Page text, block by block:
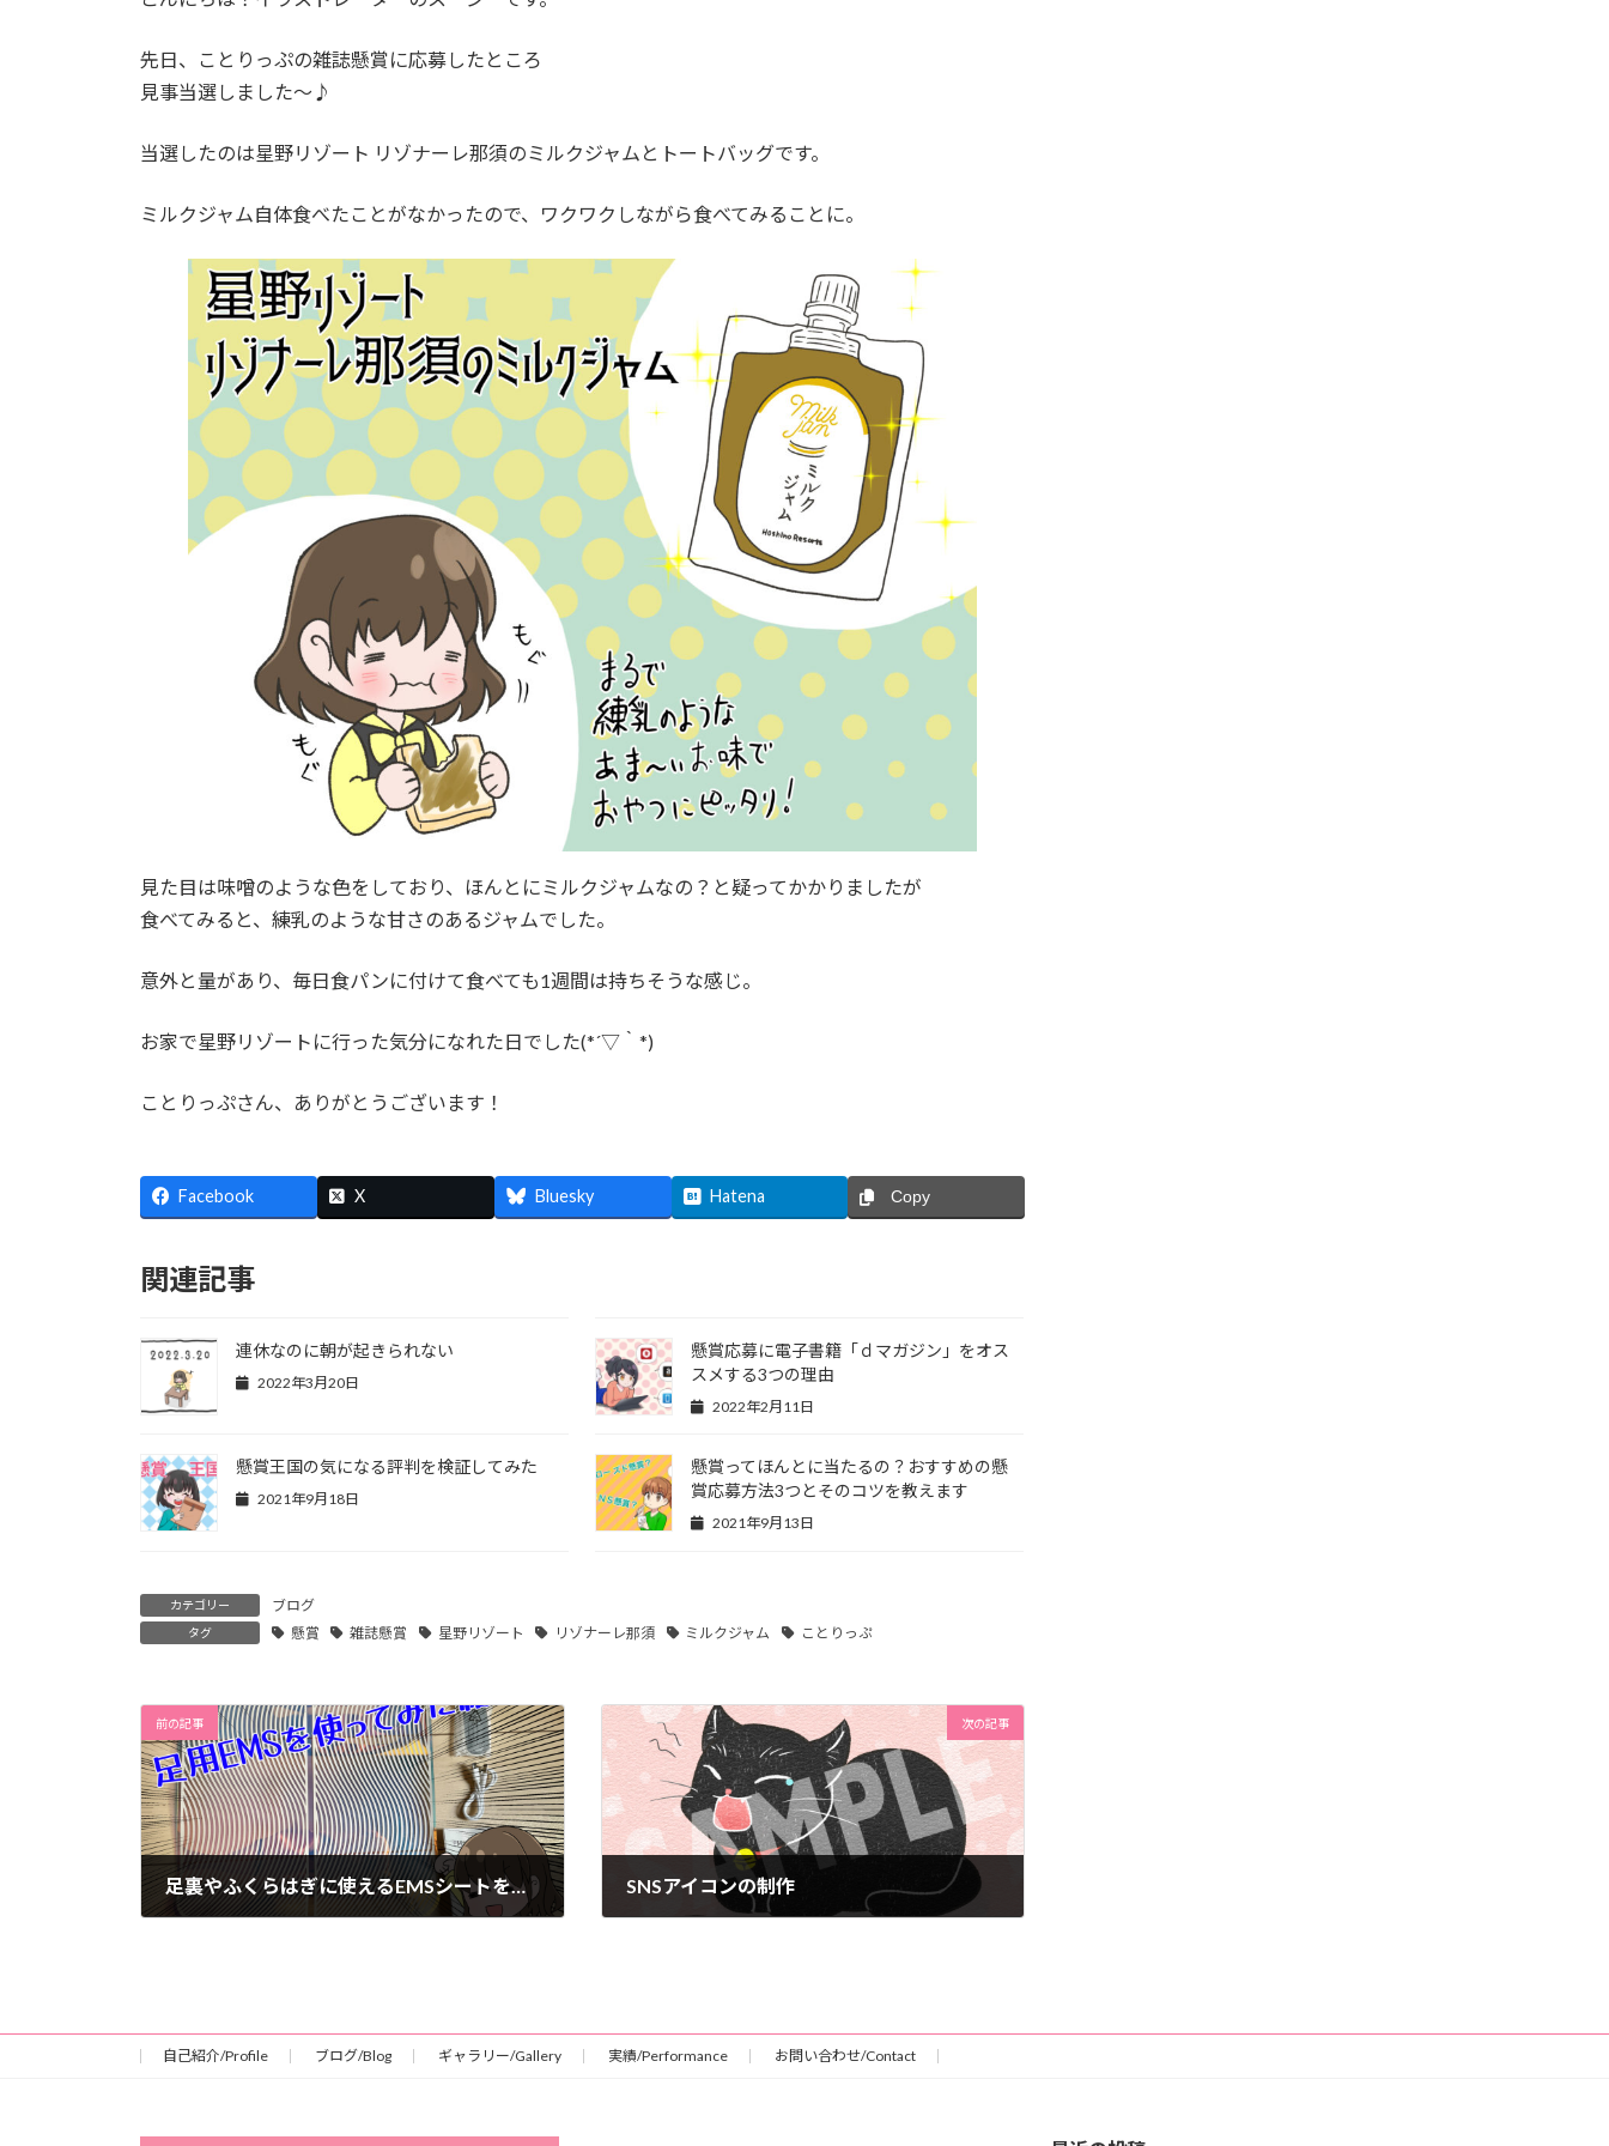
先日、ことりっぷの雑誌懸賞に応募したところ
見事当選しました～♪
当選したのは星野リゾート リゾナーレ那須のミルクジャムとトートバッグです。
ミルクジャム自体食べたことがなかったので、ワクワクしながら食べてみることに。
見た目は味噌のような色をしており、ほんとにミルクジャムなの？と疑ってかかりましたが
食べてみると、練乳のような甘さのあるジャムでした。
意外と量があり、毎日食パンに付けて食べても1週間は持ちそうな感じ。
お家で星野リゾートに行った気分になれた日でした(*´▽｀*)
ことりっぷさん、ありがとうございます！
Facebook X Bluesky Hatena Copy
関連記事
連休なのに朝が起きられない
2022年3月20日
懸賞応募に電子書籍「ｄマガジン」をオス
スメする3つの理由
2022年2月11日
懸賞王国の気になる評判を検証してみた
2021年9月18日
懸賞ってほんとに当たるの？おすすめの懸
賞応募方法3つとそのコツを教えます
2021年9月13日
カテゴリー ブログ
タグ 懸賞 雑誌懸賞 星野リゾート リゾナーレ那須 ミルクジャム ことりっぷ
前の記事
足裏やふくらはぎに使えるEMSシートを購入してみた結果、むくみに効果がありすぎた話
次の記事
SNSアイコンの制作
自己紹介/Profile ブログ/Blog ギャラリー/Gallery 実績/Performance お問い合わせ/Contact